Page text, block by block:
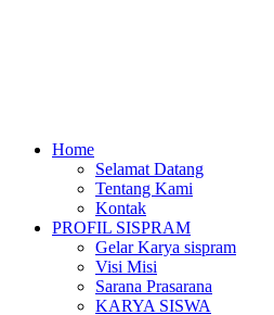
Home
Selamat Datang
Tentang Kami
Kontak
PROFIL SISPRAM
Gelar Karya sispram
Visi Misi
Sarana Prasarana
KARYA SISWA